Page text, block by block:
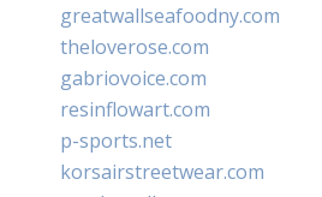
greatwallseafoodny.com
theloverose.com
gabriovoice.com
resinflowart.com
p-sports.net
korsairstreetwear.com